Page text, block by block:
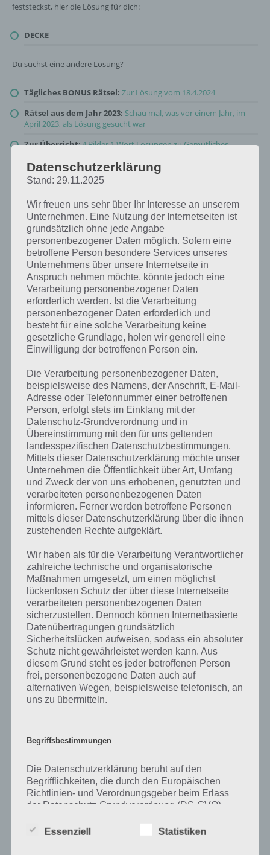
feststeckst, hier die Lösung für dich:
DECKE
Du suchst eine andere Lösung?
Tägliches BONUS Rätsel: Zur Lösung vom 18.4.2024
Rätsel aus dem Jahr 2023: Schau mal, was vor einem Jahr, im
April 2023, als Lösung gesucht war
Zur Übersicht:4 Bilder 1 Wort Lösungen zu Gemütliches
Kurze Begriffserklärung zur Lösung
Decke
Decke ist die Lösung für das tägliche Rätsel am 18.4.2024 in 4 Bilder 1
Wort, doch welche Bedeutung hat dieses eigentlich und was gibt es
bestimmten Lösungen präsentieren wir daher auch immer eine
kurze Begriffserklärung!
Zu Decke haben wir zunächst keine weiteren Informationen parat!
Auf WhatsApp teilen Teilen auf Facebook
Tweet auf Twitter
Mehr Artikel hier auf Touchportal
Datenschutzerklärung
Stand: 29.11.2025
Wir freuen uns sehr über Ihr Interesse an unserem
Unternehmen. Eine Nutzung der Internetseiten ist
grundsätzlich ohne jede Angabe
personenbezogener Daten möglich. Sofern eine
betroffene Person besondere Services unseres
Unternehmens über unsere Internetseite in
Anspruch nehmen möchte, könnte jedoch eine
Verarbeitung personenbezogener Daten
erforderlich werden. Ist die Verarbeitung
personenbezogener Daten erforderlich und
besteht für eine solche Verarbeitung keine
gesetzliche Grundlage, holen wir generell eine
Einwilligung der betroffenen Person ein.
Die Verarbeitung personenbezogener Daten,
beispielsweise des Namens, der Anschrift, E-Mail-
Adresse oder Telefonnummer einer betroffenen
Person, erfolgt stets im Einklang mit der
Datenschutz-Grundverordnung und in
Übereinstimmung mit den für uns geltenden
landesspezifischen Datenschutzbestimmungen.
Mittels dieser Datenschutzerklärung möchte unser
Unternehmen die Öffentlichkeit über Art, Umfang
und Zweck der von uns erhobenen, genutzten und
verarbeiteten personenbezogenen Daten
informieren. Ferner werden betroffene Personen
mittels dieser Datenschutzerklärung über die ihnen
zustehenden Rechte aufgeklärt.
Wir haben als für die Verarbeitung Verantwortlicher
zahlreiche technische und organisatorische
Maßnahmen umgesetzt, um einen möglichst
lückenlosen Schutz der über diese Internetseite
verarbeiteten personenbezogenen Daten
sicherzustellen. Dennoch können Internetbasierte
Datenübertragungen grundsätzlich
Sicherheitslücken aufweisen, sodass ein absoluter
Schutz nicht gewährleistet werden kann. Aus
diesem Grund steht es jeder betroffenen Person
frei, personenbezogene Daten auch auf
alternativen Wegen, beispielsweise telefonisch, an
uns zu übermitteln.
Begriffsbestimmungen
Die Datenschutzerklärung beruht auf den
Begrifflichkeiten, die durch den Europäischen
Richtlinien- und Verordnungsgeber beim Erlass
der Datenschutz-Grundverordnung (DS-GVO)
soll sowohl für die Öffentlichkeit als auch für
Essenziell Statistiken